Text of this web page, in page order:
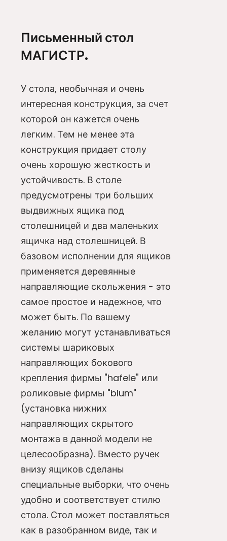
Письменный стол
МАГИСТР.
У стола, необычная и очень
интересная конструкция, за счет
которой он кажется очень
легким. Тем не менее эта
конструкция придает столу
очень хорошую жесткость и
устойчивость. В столе
предусмотрены три больших
выдвижных ящика под
столешницей и два маленьких
ящичка над столешницей. В
базовом исполнении для ящиков
применяется деревянные
направляющие скольжения - это
самое простое и надежное, что
может быть. По вашему
желанию могут устанавливаться
системы шариковых
направляющих бокового
крепления фирмы "hafele" или
роликовые фирмы "blum"
(установка нижних
направляющих скрытого
монтажа в данной модели не
целесообразна). Вместо ручек
внизу ящиков сделаны
специальные выборки, что очень
удобно и соответствует стилю
стола. Стол может поставляться
как в разобранном виде, так и